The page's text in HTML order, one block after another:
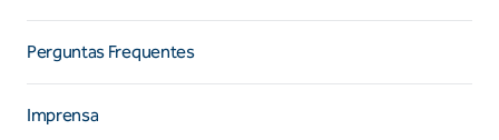
Perguntas Frequentes
Imprensa